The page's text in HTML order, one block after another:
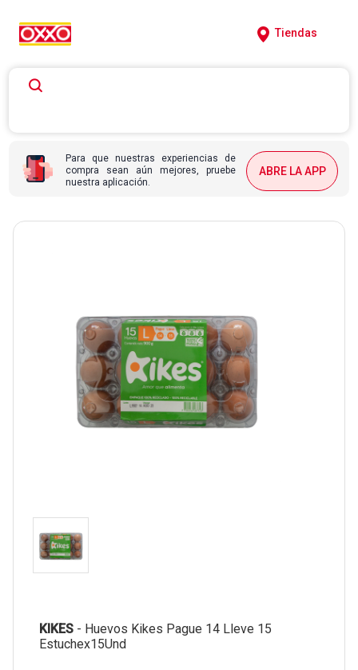
Tiendas
Para que nuestras experiencias de
compra sean aún mejores, pruebe
nuestra aplicación.
ABRE LA APP
KIKES - Huevos Kikes Pague 14 Lleve 15
Estuchex15Und